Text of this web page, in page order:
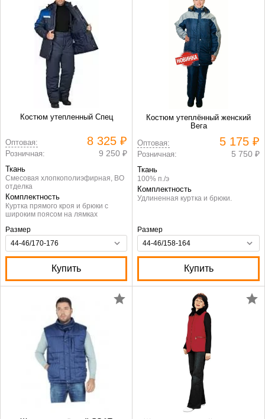
Костюм утепленный Спец
Оптовая: 8 325 ₽
Розничная: 9 250 ₽
Ткань
Смесовая хлопкополиэфирная, ВО
отделка
Комплектность
Куртка прямого кроя и брюки с
широким поясом на лямках
Размер
Купить
Костюм утеплённый женский
Вега
Оптовая:
5 175 ₽
Розничная: 5 750 ₽
Ткань
100% п./э
Комплектность
Удлиненная куртка и брюки.
Размер
Купить